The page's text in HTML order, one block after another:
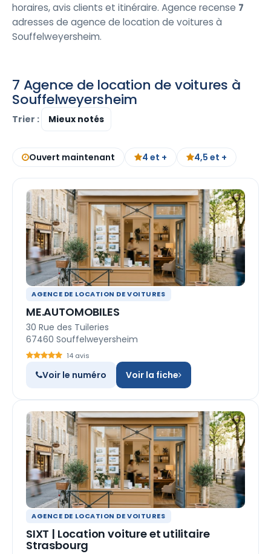
horaires, avis clients et itinéraire. Agence recense 7
adresses de agence de location de voitures à
Souffelweyersheim.
7 Agence de location de voitures à
Souffelweyersheim
Trier :
Ouvert maintenant 4 et + 4,5 et +
AGENCE DE LOCATION DE VOITURES
ME.AUTOMOBILES
30 Rue des Tuileries
67460 Souffelweyersheim
14 avis
Voir le numéro Voir la fiche
AGENCE DE LOCATION DE VOITURES
SIXT | Location voiture et utilitaire
Strasbourg